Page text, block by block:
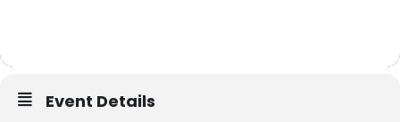
Event Details